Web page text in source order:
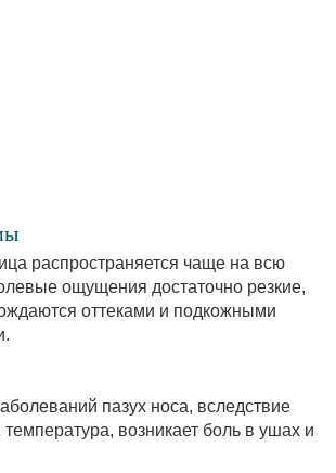
распространяется чаще на всю
ощущения достаточно резкие,
оттеками и подкожными
пазух носа, вследствие
возникает боль в ушах и